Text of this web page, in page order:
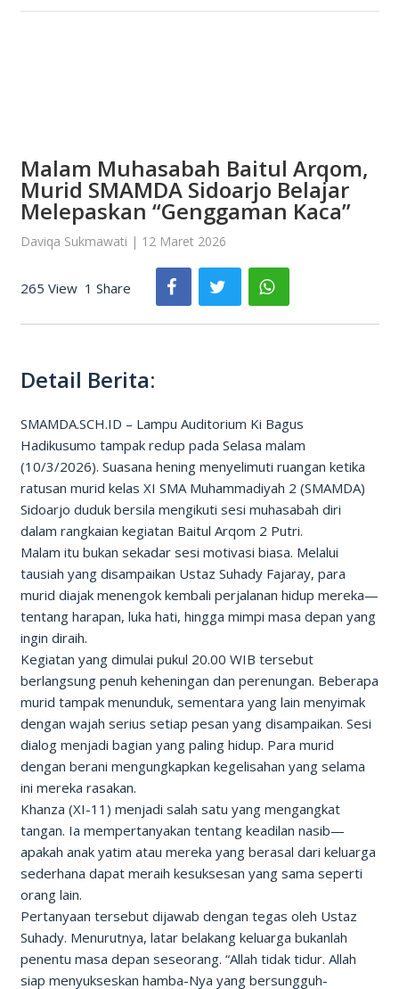
Malam Muhasabah Baitul Arqom,
Murid SMAMDA Sidoarjo Belajar
Melepaskan “Genggaman Kaca”
Daviqa Sukmawati | 12 Maret 2026
265 View 1 Share
Detail Berita:
SMAMDA.SCH.ID – Lampu Auditorium Ki Bagus
Hadikusumo tampak redup pada Selasa malam
(10/3/2026). Suasana hening menyelimuti ruangan ketika
ratusan murid kelas XI SMA Muhammadiyah 2 (SMAMDA)
Sidoarjo duduk bersila mengikuti sesi muhasabah diri
dalam rangkaian kegiatan Baitul Arqom 2 Putri.
Malam itu bukan sekadar sesi motivasi biasa. Melalui
tausiah yang disampaikan Ustaz Suhady Fajaray, para
murid diajak menengok kembali perjalanan hidup mereka—
tentang harapan, luka hati, hingga mimpi masa depan yang
ingin diraih.
Kegiatan yang dimulai pukul 20.00 WIB tersebut
berlangsung penuh keheningan dan perenungan. Beberapa
murid tampak menunduk, sementara yang lain menyimak
dengan wajah serius setiap pesan yang disampaikan. Sesi
dialog menjadi bagian yang paling hidup. Para murid
dengan berani mengungkapkan kegelisahan yang selama
ini mereka rasakan.
Khanza (XI-11) menjadi salah satu yang mengangkat
tangan. Ia mempertanyakan tentang keadilan nasib—
apakah anak yatim atau mereka yang berasal dari keluarga
sederhana dapat meraih kesuksesan yang sama seperti
orang lain.
Pertanyaan tersebut dijawab dengan tegas oleh Ustaz
Suhady. Menurutnya, latar belakang keluarga bukanlah
penentu masa depan seseorang. “Allah tidak tidur. Allah
siap menyukseskan hamba-Nya yang bersungguh-